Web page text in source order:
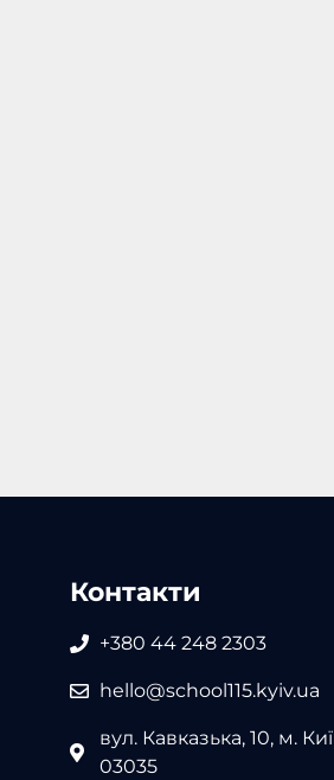
Контакти
+380 44 248 2303
hello@school115.kyiv.ua
вул. Кавказька, 10, м.
03035